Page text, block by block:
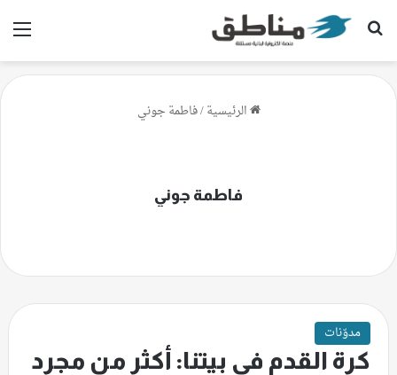
بحث عن
الرئيسية/فاطمة جوني
فاطمة جوني
مدوّنات
كرة القدم في بيتنا: أكثر من مجرد